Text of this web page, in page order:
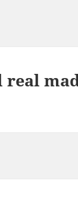
real